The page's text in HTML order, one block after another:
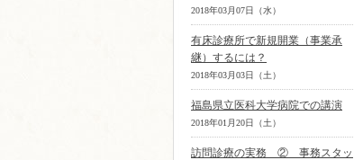
2018年03月07日（水）
有床診療所で新規開業（事業承
継）するには？
2018年03月03日（土）
福島県立医科大学病院での講演
2018年01月20日（土）
訪問診療の実務 ② 事務スタッ